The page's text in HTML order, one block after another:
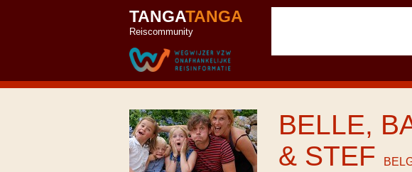
TANGATANGA
Reiscommunity
BELLE,
& STEF